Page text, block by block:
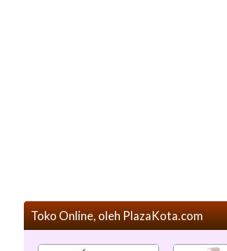
Toko Online, oleh PlazaKota.com